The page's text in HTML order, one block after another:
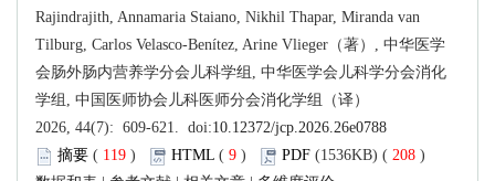
Rajindrajith, Annamaria Staiano, Nikhil Thapar, Miranda van
Tilburg, Carlos Velasco-Benítez, Arine Vlieger（著）, 中华医学
会肠外肠内营养学分会儿科学组, 中华医学会儿科学分会消化
学组, 中国医师协会儿科医师分会消化学组（译）
2026, 44(7): 609-621. doi:10.12372/jcp.2026.26e0788
摘要 ( 119 ) HTML ( 9 ) PDF (1536KB) ( 208 )